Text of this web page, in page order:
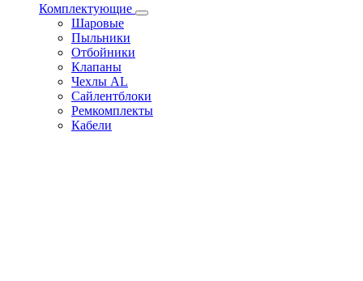
Комплектующие
Шаровые
Пыльники
Отбойники
Клапаны
Чехлы AL
Сайлентблоки
Ремкомплекты
Кабели